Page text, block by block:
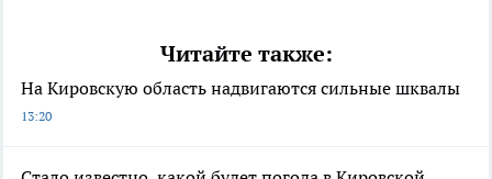
Читайте также:
На Кировскую область надвигаются сильные шквалы
13:20